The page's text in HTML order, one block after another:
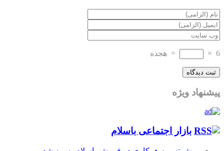
6
×
= هجده
پیشنهاد ویژه
بازار اجتماعی باسلام